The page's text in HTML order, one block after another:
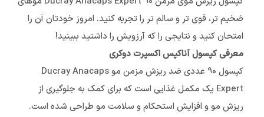
ضخیم تر، قوی تر و سالم تر را تجربه کنید. امروز خودتان آن را
امتحان کنید و نتایجی را که آرزویش را داشتید ببینید!
معرفی کپسول آناکپس اکسپرت دوکری
کپسول 90 عددی ضد ریزش مزمن مو Ducray Anacaps
Expert یک مکمل غذایی است که برای کمک به جلوگیری از
ریزش مو و افزایش استحکام و سلامت مو طراحی شده است.